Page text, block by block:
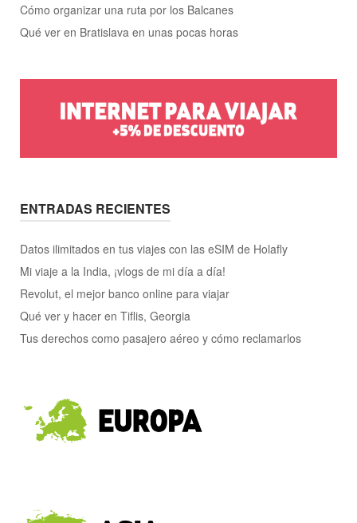
Cómo organizar una ruta por los Balcanes
Qué ver en Bratislava en unas pocas horas
ENTRADAS RECIENTES
Datos ilimitados en tus viajes con las eSIM de Holafly
Mi viaje a la India, ¡vlogs de mi día a día!
Revolut, el mejor banco online para viajar
Qué ver y hacer en Tiflis, Georgia
Tus derechos como pasajero aéreo y cómo reclamarlos